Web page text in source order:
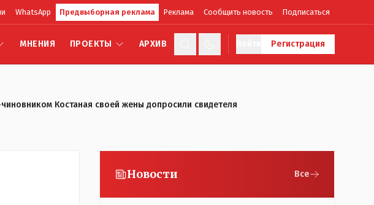
WhatsApp Предвыборная реклама Реклама Сообщить новость Подписаться
МНЕНИЯ ПРОЕКТЫ АРХИВ Регистрация
Костаная своей жены допросили свидетеля
Новости Все